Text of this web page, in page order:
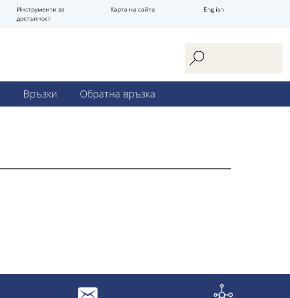
Инструменти за
достъпност
Карта на сайта English
Връзки Обратна връзка